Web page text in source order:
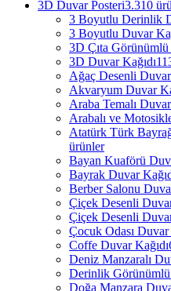
3D Duvar Posteri3.310
3 Boyutlu Derinlik
3 Boyutlu Duvar
3D Çıta Görünümlü
3D Duvar Kağıdı
Ağaç Desenli Duvar
Akvaryum Duvar
Araba Temalı
Arabalı ve
Atatürk Türk
ürünler
Bayan Kuaförü
Bayrak Duvar
Berber Salonu
Çiçek Desenli
Çiçek Desenli
Çocuk Odası Duvar
Coffe Duvar Kağıdı
Deniz Manzaralı
Derinlik Görünümlü
Doğa Manzara